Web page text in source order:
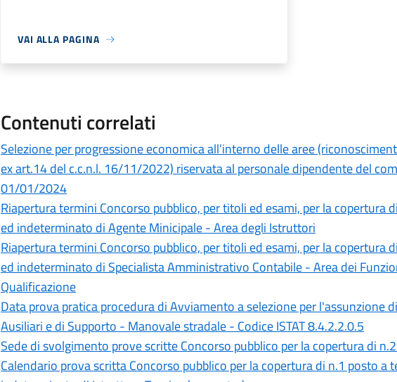
VAI ALLA PAGINA
Contenuti correlati
Selezione per progressione economica all’interno delle aree
ex art.14 del c.c.n.l. 16/11/2022) riservata al personale dipendente del
01/01/2024
Riapertura termini Concorso pubblico, per titoli ed esami, per la copertura
ed indeterminato di Agente Minicipale - Area degli Istruttori
Riapertura termini Concorso pubblico, per titoli ed esami, per la copertura
ed indeterminato di Specialista Amministrativo Contabile - Area dei
Qualificazione
Data prova pratica procedura di Avviamento a selezione per l'assunzione
Ausiliari e di Supporto - Manovale stradale - Codice ISTAT 8.4.2.2.0.5
Sede di svolgimento prove scritte Concorso pubblico per la copertura di
Calendario prova scritta Concorso pubblico per la copertura di n.1 posto a